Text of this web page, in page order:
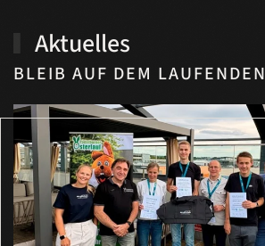
Aktuelles
BLEIB AUF DEM LAUFENDEN